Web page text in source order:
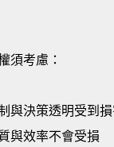
須考慮：
與決策透明受到
與效率不會受損